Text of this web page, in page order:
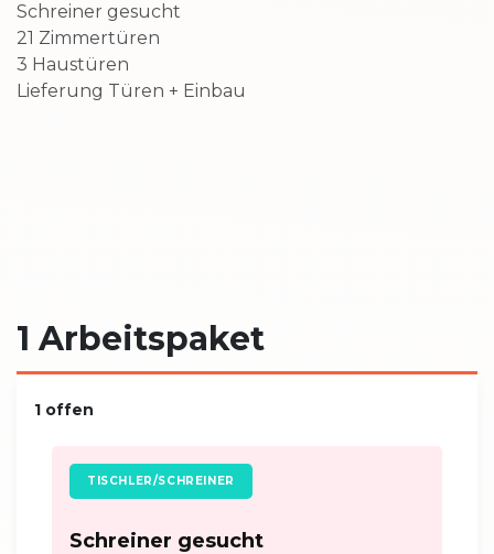
Schreiner gesucht
21 Zimmertüren
3 Haustüren
Lieferung Türen + Einbau
1 Arbeitspaket
1 offen
TISCHLER/SCHREINER
Schreiner gesucht